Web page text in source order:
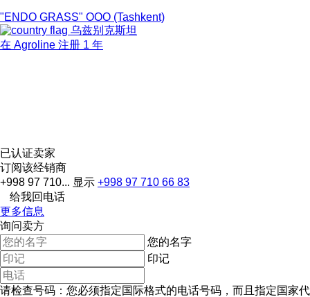
"ENDO GRASS" OOO (Tashkent)
乌兹别克斯坦
在 Agroline 注册 1 年
已认证卖家
订阅该经销商
+998 97 710... 显示 +998 97 710 66 83
给我回电话
更多信息
询问卖方
您的名字
印记
请检查号码：您必须指定国际格式的电话号码，而且指定国家代